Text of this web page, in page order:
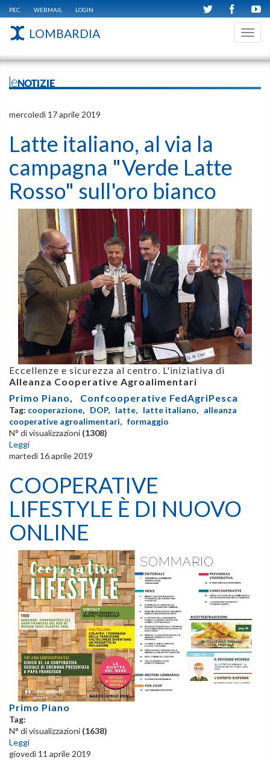
PEC WEBMAIL LOGIN
LOMBARDIA
leNOTIZIE
mercoledì 17 aprile 2019
Latte italiano, al via la
campagna "Verde Latte
Rosso" sull'oro bianco
Eccellenze e sicurezza al centro. L'iniziativa di
Alleanza Cooperative Agroalimentari
Primo Piano
Confcooperative FedAgriPesca
Tag: cooperazione, DOP, latte, latte italiano, alleanza
cooperative agroalimentari, formaggio
N° di visualizzazioni (1308)
Leggi
martedì 16 aprile 2019
COOPERATIVE
LIFESTYLE È DI NUOVO
ONLINE
Primo Piano
Tag:
N° di visualizzazioni (1638)
Leggi
giovedì 11 aprile 2019